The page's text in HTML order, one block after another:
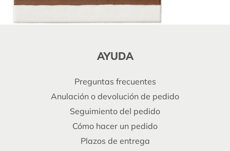
AYUDA
Preguntas frecuentes
Anulación o devolución de pedido
Seguimiento del pedido
Cómo hacer un pedido
Plazos de entrega